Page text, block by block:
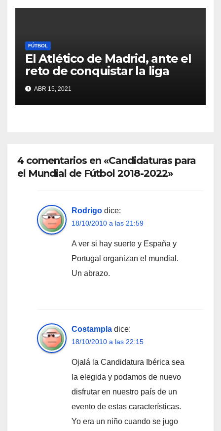
FÚTBOL
El Atlético de Madrid, ante el
reto de conquistar la liga
ABR 15, 2021
4 comentarios en «Candidaturas para
el Mundial de Fútbol 2018-2022»
Rodrigo dice:
18/10/2010 a las 21:59
A ver si hay suerte y España y
Portugal organizan el mundial.
Un abrazo.
Costampla dice:
18/10/2010 a las 22:15
Ojalá la Candidatura Ibérica sea
la elegida y podamos de nuevo
disfrutar en nuestro país de un
evento de estas características.
Yo era un niño cuando se jugo